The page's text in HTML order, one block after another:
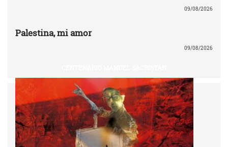
09/08/2026
Palestina, mi amor
09/08/2026